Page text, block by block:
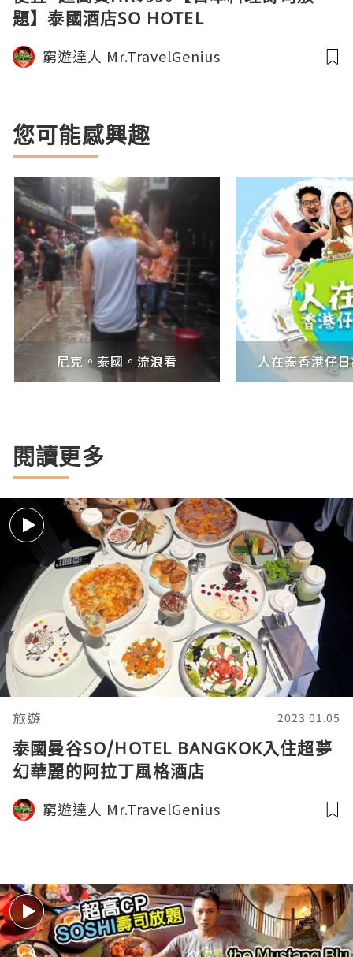
題】泰國酒店SO HOTEL
窮遊達人 Mr.TravelGenius
您可能感興趣
尼克。泰國。流浪看 人在泰香港仔
閱讀更多
旅遊 2023.01.05
泰國曼谷SO/HOTEL BANGKOK入住超夢
幻華麗的阿拉丁風格酒店
窮遊達人 Mr.TravelGenius